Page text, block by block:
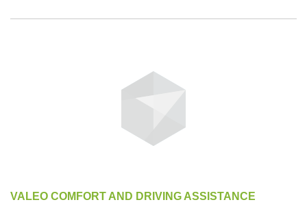
VALEO COMFORT AND DRIVING ASSISTANCE